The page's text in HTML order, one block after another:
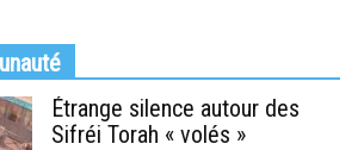
Étrange silence autour des
Sifréi Torah « volés »